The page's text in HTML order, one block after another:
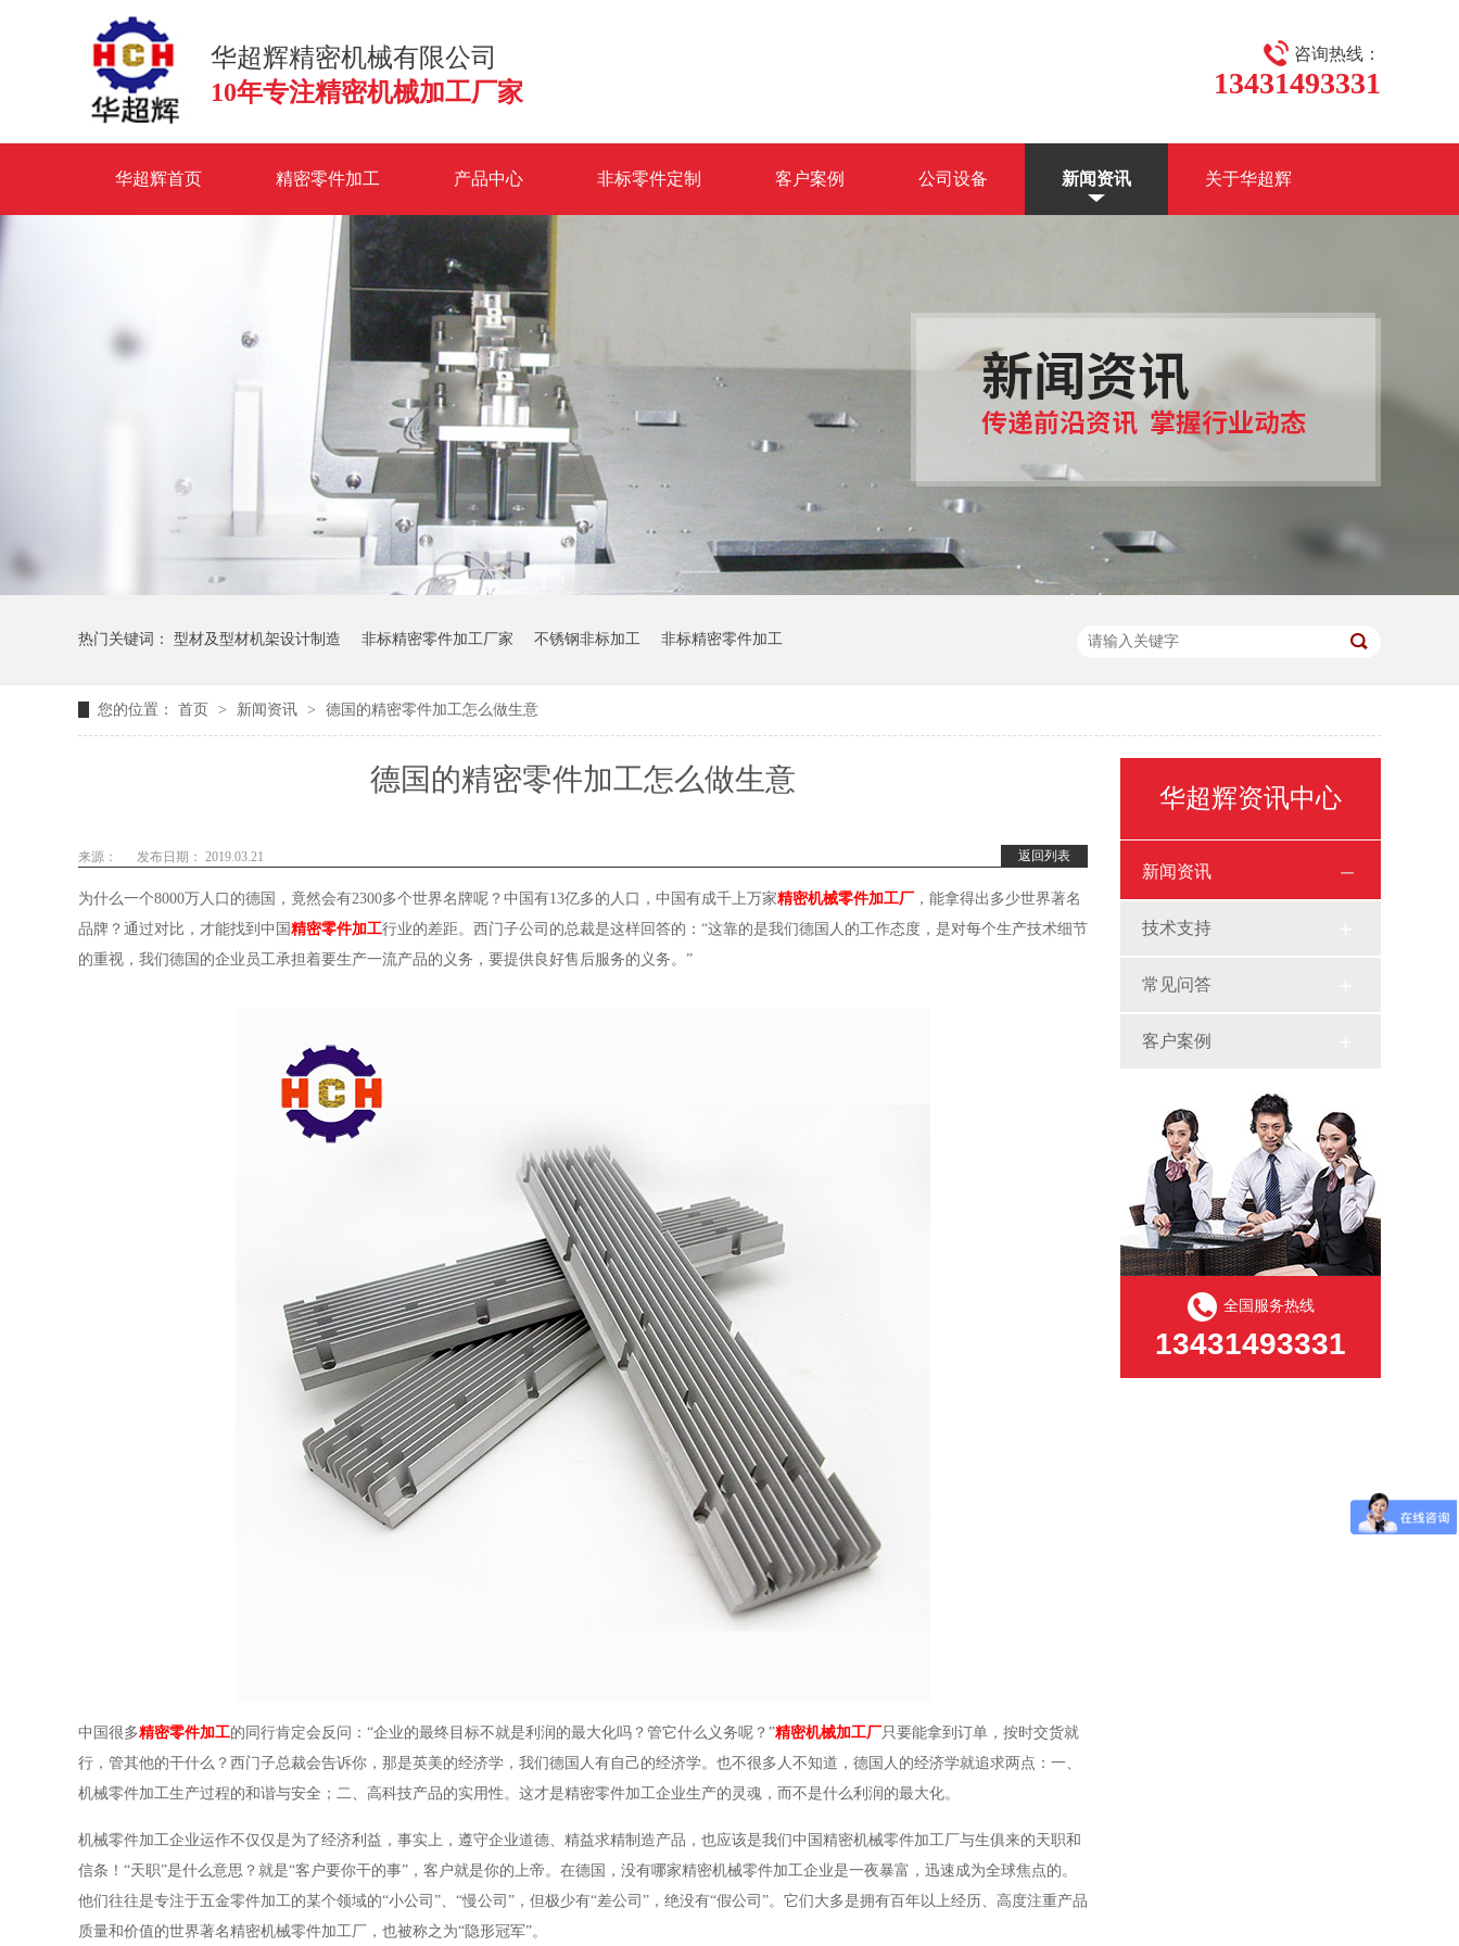
咨询热线：
13431493331
华超辉精密机械有限公司
10年专注精密机械加工厂家
华超辉首页 精密零件加工 产品中心 非标零件定制 客户案例 公司设备 新闻资讯 关于华超辉
热门关键词： 型材及型材机架设计制造 非标精密零件加工厂家 不锈钢非标加工 非标精密零件加工
您的位置： 首页 > 新闻资讯 > 德国的精密零件加工怎么做生意
德国的精密零件加工怎么做生意
返回列表
来源： 发布日期： 2019.03.21
为什么一个8000万人口的德国，竟然会有2300多个世界名牌呢？中国有13亿多的人口，中国有成千上万家精密机械零件加工厂 ，能拿得出多少世界著名
品牌？通过对比，才能找到中国 精密零件加工行业的差距。西门子公司的总裁是这样回答的：“这靠的是我们德国人的工作态度，是对每个生产技术细节
的重视，我们德国的企业员工承担着要生产一流产品的义务，要提供良好售后服务的义务。”
中国很多精密零件加工的同行肯定会反问：“企业的最终目标不就是利润的最大化吗？管它什么义务呢？”精密机械加工厂只要能拿到订单，按时交货就
行，管其他的干什么？西门子总裁会告诉你，那是英美的经济学，我们德国人有自己的经济学。也不很多人不知道，德国人的经济学就追求两点：一、
机械零件加工生产过程的和谐与安全；二、高科技产品的实用性。这才是精密零件加工企业生产的灵魂，而不是什么利润的最大化。
机械零件加工企业运作不仅仅是为了经济利益，事实上，遵守企业道德、精益求精制造产品，也应该是我们中国精密机械零件加工厂与生俱来的天职和
信条！“天职”是什么意思？就是“客户要你干的事”，客户就是你的上帝。在德国，没有哪家精密机械零件加工企业是一夜暴富，迅速成为全球焦点的。
他们往往是专注于五金零件加工的某个领域的“小公司”、“慢公司”，但极少有“差公司”，绝没有“假公司”。它们大多是拥有百年以上经历、高度注重产品
质量和价值的世界著名精密机械零件加工厂，也被称之为“隐形冠军”。
华超辉资讯中心
新闻资讯
技术支持
常见问答
客户案例
全国服务热线
13431493331